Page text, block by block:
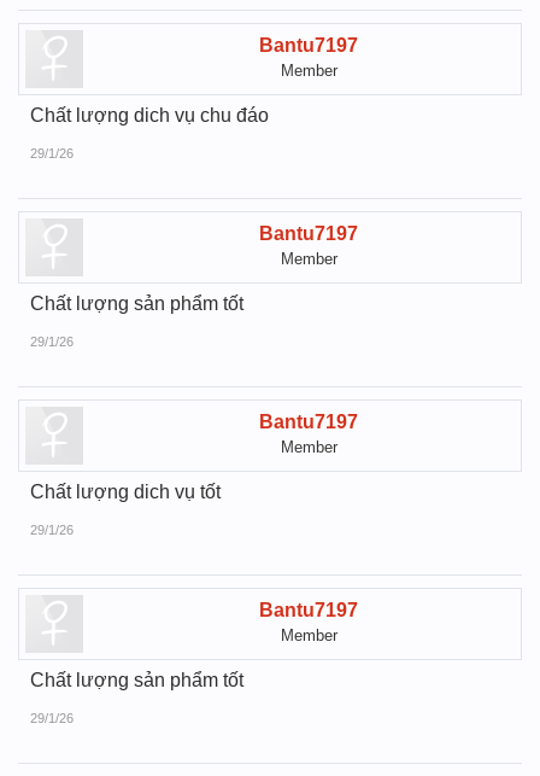
Bantu7197
Member
Chất lượng dich vụ chu đáo
29/1/26
Bantu7197
Member
Chất lượng sản phẩm tốt
29/1/26
Bantu7197
Member
Chất lượng dich vụ tốt
29/1/26
Bantu7197
Member
Chất lượng sản phẩm tốt
29/1/26